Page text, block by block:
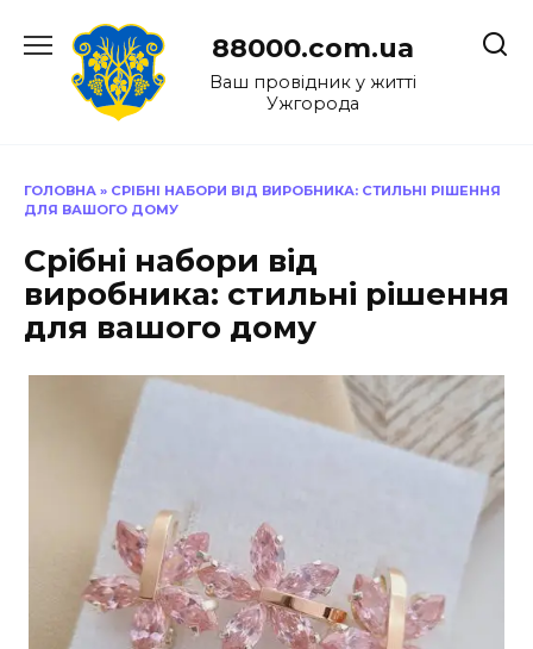
до
88000.com.ua
Ваш провідник у житті
Ужгорода
ГОЛОВНА » СРІБНІ НАБОРИ ВІД ВИРОБНИКА: СТИЛЬНІ РІШЕННЯ
ДЛЯ ВАШОГО ДОМУ
Срібні набори від
виробника: стильні рішення
для вашого дому